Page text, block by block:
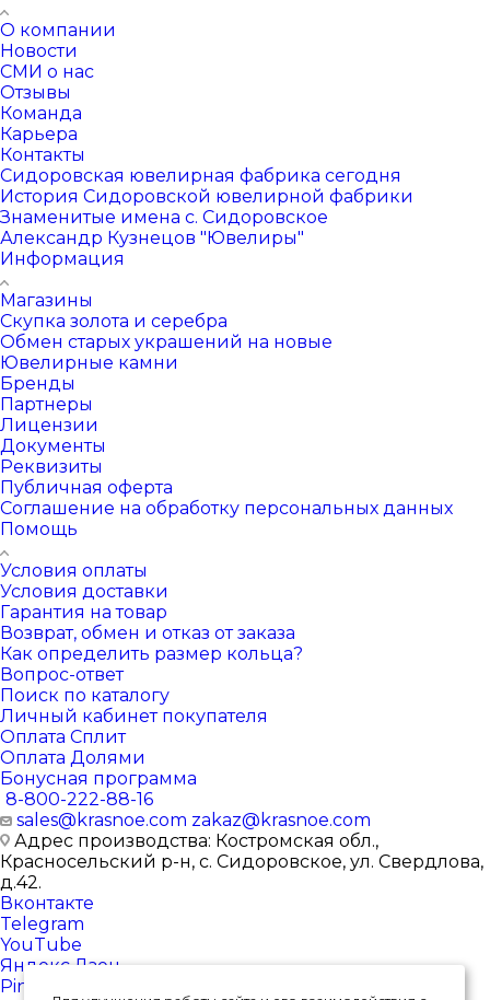
О компании
Новости
СМИ о нас
Отзывы
Команда
Карьера
Контакты
Сидоровская ювелирная фабрика сегодня
История Сидоровской ювелирной фабрики
Знаменитые имена с. Сидоровское
Александр Кузнецов "Ювелиры"
Информация
Магазины
Скупка золота и серебра
Обмен старых украшений на новые
Ювелирные камни
Бренды
Партнеры
Лицензии
Документы
Реквизиты
Публичная оферта
Соглашение на обработку персональных данных
Помощь
Условия оплаты
Условия доставки
Гарантия на товар
Возврат, обмен и отказ от заказа
Как определить размер кольца?
Вопрос-ответ
Поиск по каталогу
Личный кабинет покупателя
Оплата Сплит
Оплата Долями
Бонусная программа
8-800-222-88-16
sales@krasnoe.com zakaz@krasnoe.com
Адрес производства: Костромская обл.,
Красносельский р-н, с. Сидоровское, ул. Свердлова,
д.42.
Вконтакте
Telegram
YouTube
Яндекс.Дзен
Pinterest